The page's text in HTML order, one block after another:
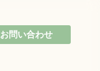
お問い合わせ